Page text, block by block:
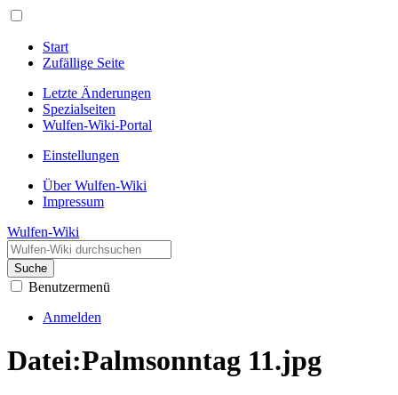
Start
Zufällige Seite
Letzte Änderungen
Spezialseiten
Wulfen-Wiki-Portal
Einstellungen
Über Wulfen-Wiki
Impressum
Wulfen-Wiki
Suche
Benutzermenü
Anmelden
Datei:Palmsonntag 11.jpg